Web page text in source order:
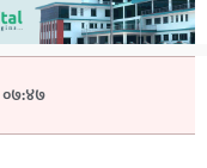
०७:४७